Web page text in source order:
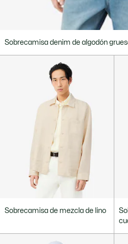
Sobrecamisa denim de algodón
Sobrecamisa de mezcla de lino